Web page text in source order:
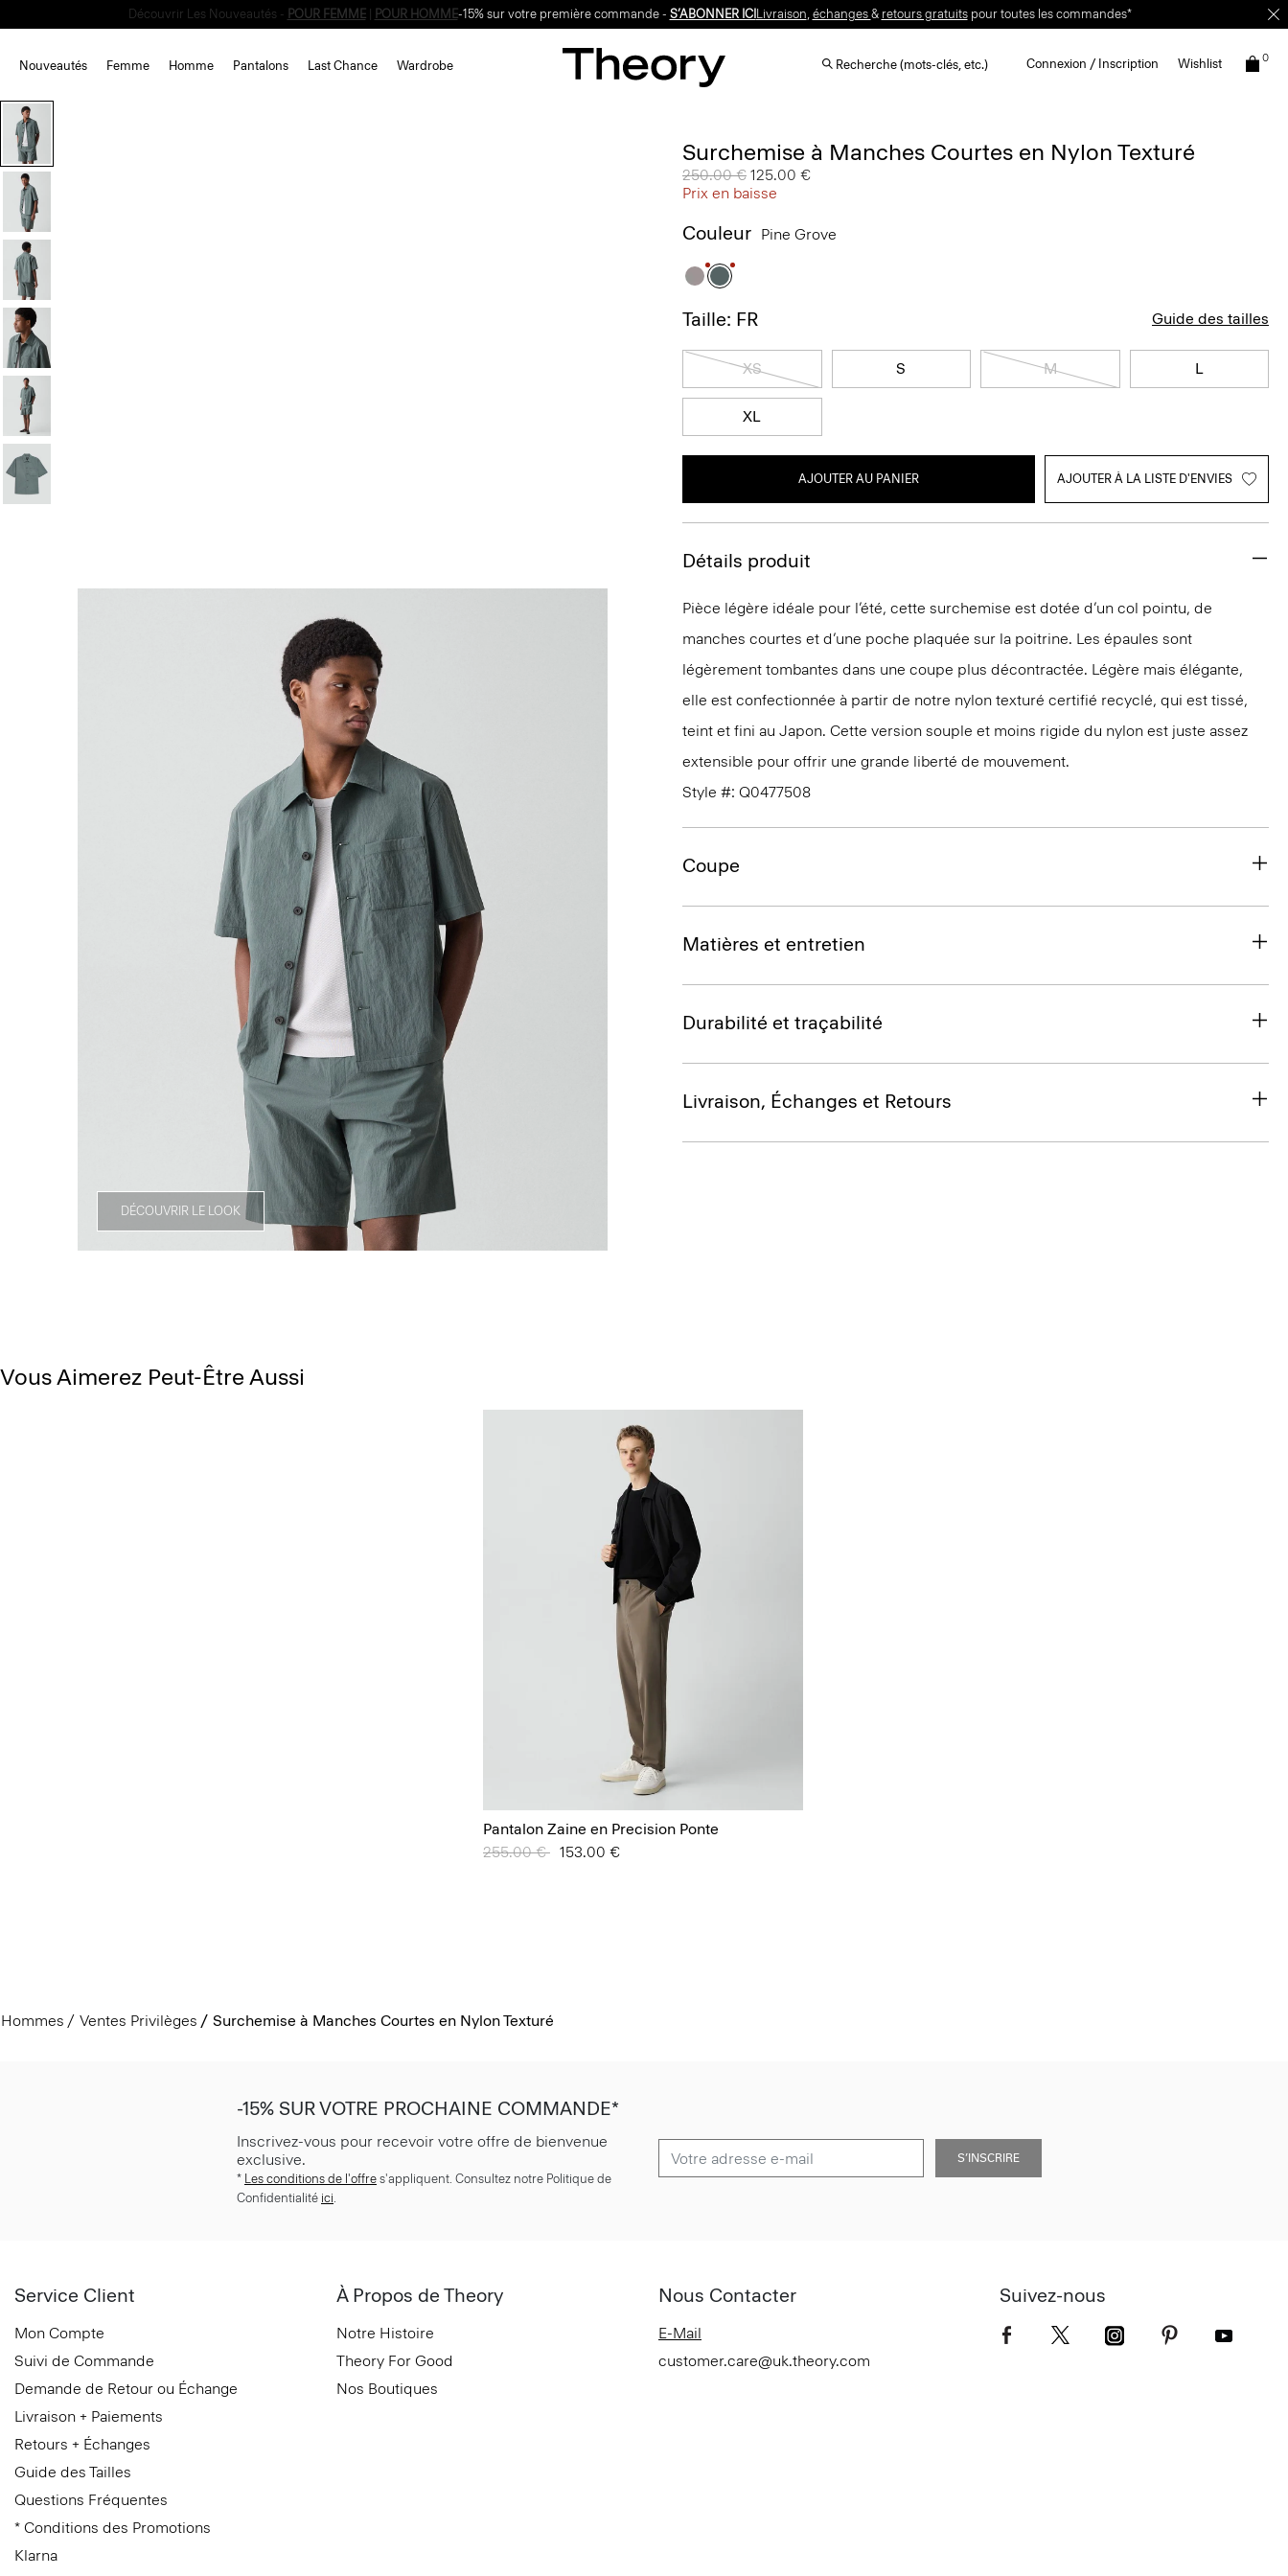
-15% sur votre première commande -S’ABONNER ICI
Nouveautés Femme Homme Pantalons Last Chance Wardrobe Recherche (mots-clés, etc.) Connexion / Inscription Wishlist 0
DÉCOUVRIR LE LOOK
Surchemise à Manches Courtes en Nylon Texturé
Prix réduit de
250.00 € à125.00 €
Prix en baisse
Couleur Pine Grove
Taille: FR Guide des tailles
XS S M L
XL
AJOUTER AU PANIER AJOUTER À LA LISTE D'ENVIES
Détails produit
Pièce légère idéale pour l’été, cette surchemise est dotée d’un col pointu, de
manches courtes et d’une poche plaquée sur la poitrine. Les épaules sont
légèrement tombantes dans une coupe plus décontractée. Légère mais élégante,
elle est confectionnée à partir de notre nylon texturé certifié recyclé, qui est tissé,
teint et fini au Japon. Cette version souple et moins rigide du nylon est juste assez
extensible pour offrir une grande liberté de mouvement.
Style #: Q0477508
Coupe
Matières et entretien
Durabilité et traçabilité
Livraison, Échanges et Retours
Vous Aimerez Peut-Être Aussi
Pantalon Zaine en Precision Ponte
Prix réduit de
255.00 € 153.00 €
Hommes Ventes Privilèges Surchemise à Manches Courtes en Nylon Texturé
-15% SUR VOTRE PROCHAINE COMMANDE*
Inscrivez-vous pour recevoir votre offre de bienvenue
exclusive.
* Les conditions de l'offre s'appliquent. Consultez notre Politique de
Confidentialité ici
S’INSCRIRE
Service Client
Mon Compte
Suivi de Commande
Demande de Retour ou Échange
Livraison + Paiements
Retours + Échanges
Guide des Tailles
Questions Fréquentes
* Conditions des Promotions
Klarna
À Propos de Theory
Notre Histoire
Theory For Good
Nos Boutiques
Nous Contacter
E-Mail
customer.care@uk.theory.com
Suivez-nous